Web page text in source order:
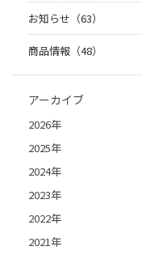
お知らせ（63）
商品情報（48）
アーカイブ
2026年
2025年
2024年
2023年
2022年
2021年